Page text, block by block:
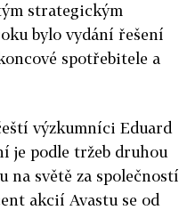
strategickým
bylo vydání řešení
spotřebitele a
výzkumníci Eduard
je podle tržeb druhou
světě za společností
akcií Avastu se od